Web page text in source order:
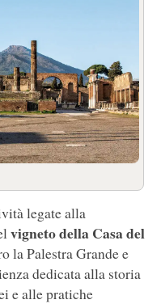
legate alla
vigneto della Casa del
la Palestra Grande e
dedicata alla storia
e alle pratiche